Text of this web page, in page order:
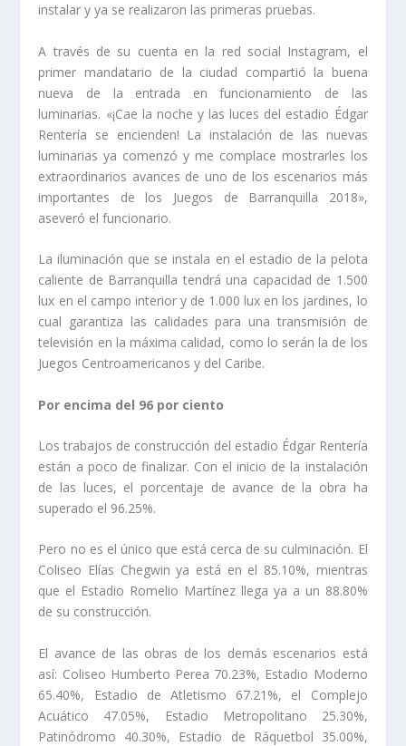
instalar y ya se realizaron las primeras pruebas.
A través de su cuenta en la red social Instagram, el
primer mandatario de la ciudad compartió la buena
nueva de la entrada en funcionamiento de las
luminarias. «¡Cae la noche y las luces del estadio Édgar
Rentería se encienden! La instalación de las nuevas
luminarias ya comenzó y me complace mostrarles los
extraordinarios avances de uno de los escenarios más
importantes de los Juegos de Barranquilla 2018»,
aseveró el funcionario.
La iluminación que se instala en el estadio de la pelota
caliente de Barranquilla tendrá una capacidad de 1.500
lux en el campo interior y de 1.000 lux en los jardines, lo
cual garantiza las calidades para una transmisión de
televisión en la máxima calidad, como lo serán la de los
Juegos Centroamericanos y del Caribe.
Por encima del 96 por ciento
Los trabajos de construcción del estadio Édgar Rentería
están a poco de finalizar. Con el inicio de la instalación
de las luces, el porcentaje de avance de la obra ha
superado el 96.25%.
Pero no es el único que está cerca de su culminación. El
Coliseo Elías Chegwin ya está en el 85.10%, mientras
que el Estadio Romelio Martínez llega ya a un 88.80%
de su construcción.
El avance de las obras de los demás escenarios está
así: Coliseo Humberto Perea 70.23%, Estadio Moderno
65.40%, Estadio de Atletismo 67.21%, el Complejo
Acuático 47.05%, Estadio Metropolitano 25.30%,
Patinódromo 40.30%, Estadio de Ráquetbol 35.00%,